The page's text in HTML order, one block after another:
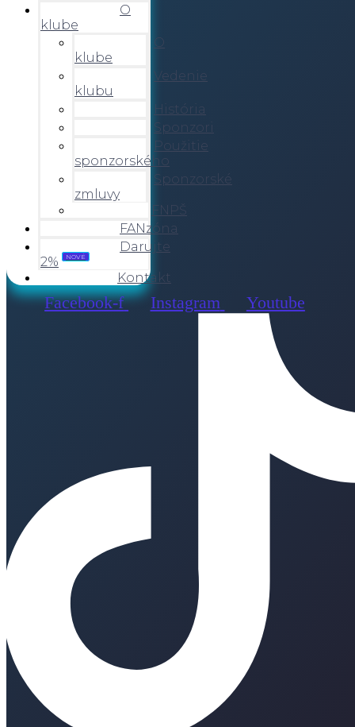
O
klube
O
klube
Vedenie
klubu
História
Sponzori
Použitie
sponzorského
Sponzorské
zmluvy
FNPŠ
FANzóna
Darujte
2%
NOVÉ
Kontakt
Facebook-f Instagram Youtube